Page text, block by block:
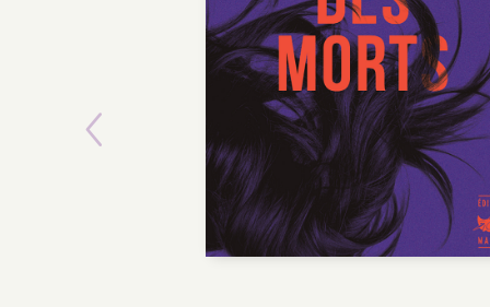
Previous